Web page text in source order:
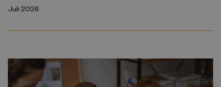
Juli 2026